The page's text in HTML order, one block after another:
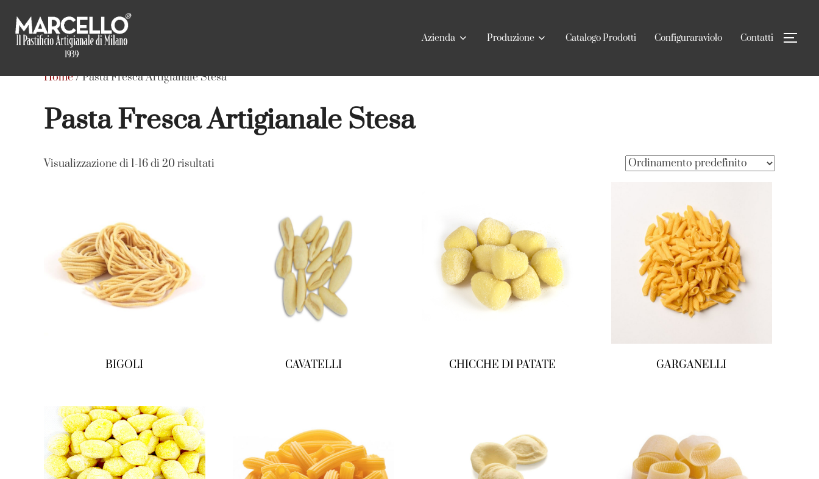
contenuto
Azienda Produzione Catalogo Prodotti Configuraraviolo Contatti
Home/ Pasta Fresca Artigianale Stesa
Pasta Fresca Artigianale Stesa
Visualizzazione di 1-16 di 20 risultati
BIGOLI CAVATELLI CHICCHE DI PATATE GARGANELLI